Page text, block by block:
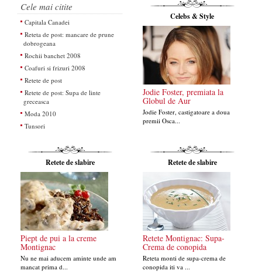
Cele mai citite
Capitala Canadei
Reteta de post: mancare de prune
dobrogeana
Rochii banchet 2008
Coafuri si frizuri 2008
Retete de post
Retete de post: Supa de linte
greceasca
Moda 2010
Tunsori
Celebs & Style
Jodie Foster, premiata la
Globul de Aur
Jodie Foster, castigatoare a doua
premii Osca...
Retete de slabire
Piept de pui a la creme
Montignac
Nu ne mai aducem aminte unde am
mancat prima d...
Retete de slabire
Retete Montignac: Supa-
Crema de conopida
Reteta monti de supa-crema de
conopida iti va ...